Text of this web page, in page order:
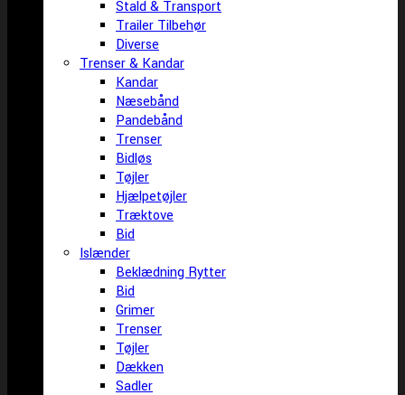
Stald & Transport
Trailer Tilbehør
Diverse
Trenser & Kandar
Kandar
Næsebånd
Pandebånd
Trenser
Bidløs
Tøjler
Hjælpetøjler
Træktove
Bid
Islænder
Beklædning Rytter
Bid
Grimer
Trenser
Tøjler
Dækken
Sadler